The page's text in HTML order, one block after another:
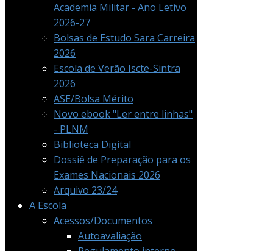
Academia Militar - Ano Letivo
2026-27
Bolsas de Estudo Sara Carreira
2026
Escola de Verão Iscte-Sintra
2026
ASE/Bolsa Mérito
Novo ebook "Ler entre linhas"
- PLNM
Biblioteca Digital
Dossiê de Preparação para os
Exames Nacionais 2026
Arquivo 23/24
A Escola
Acessos/Documentos
Autoavaliação